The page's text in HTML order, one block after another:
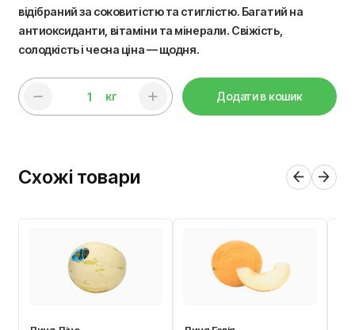
відібраний за соковитістю та стиглістю. Багатий на
антиоксиданти, вітаміни та мінерали. Свіжість,
солодкість і чесна ціна — щодня.
кг Додати в кошик
Схожі товари